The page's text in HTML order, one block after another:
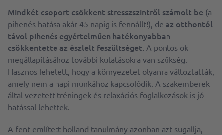
Mindkét csoport csökkent stresszszintről számolt be (a
pihenés hatása akár 45 napig is fennállt!), de az otthontól
távol pihenés egyértelműen hatékonyabban
csökkentette az észlelt feszültséget. A pontos ok
megállapításához további kutatásokra van szükség.
Hasznos lehetett, hogy a környezetet olyanra változtatták,
amely nem a napi munkához kapcsolódik. A szakemberek
által vezetett tréningek és relaxációs foglalkozások is jó
hatással lehettek.
A fent említett holland tanulmány azonban azt sugallja,